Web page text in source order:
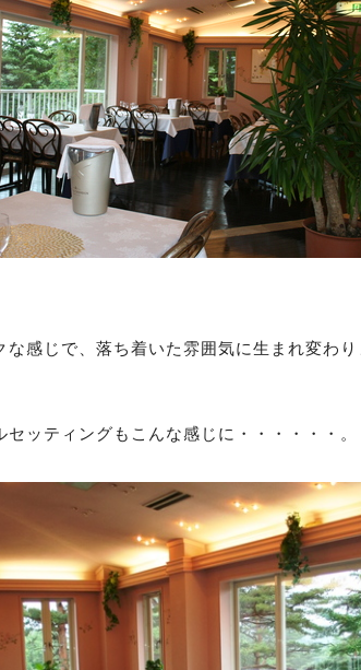
な感じで、落ち着いた雰囲気に生まれ変わ
セッティングもこんな感じに・・・・・・。